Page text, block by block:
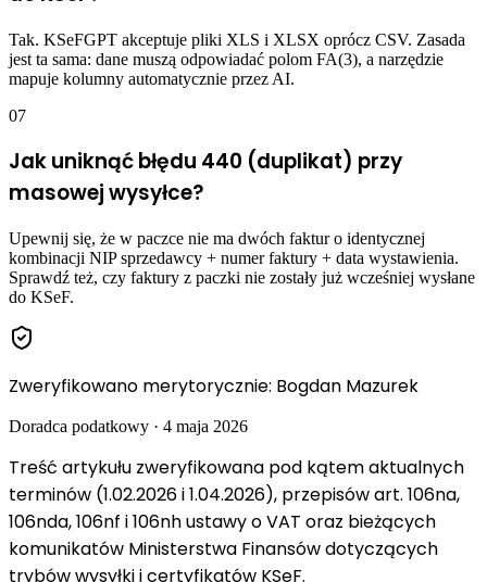
Tak. KSeFGPT akceptuje pliki XLS i XLSX oprócz CSV. Zasada
jest ta sama: dane muszą odpowiadać polom FA(3), a narzędzie
mapuje kolumny automatycznie przez AI.
07
Jak uniknąć błędu 440 (duplikat) przy
masowej wysyłce?
Upewnij się, że w paczce nie ma dwóch faktur o identycznej
kombinacji NIP sprzedawcy + numer faktury + data wystawienia.
Sprawdź też, czy faktury z paczki nie zostały już wcześniej wysłane
do KSeF.
Zweryfikowano merytorycznie: Bogdan Mazurek
Doradca podatkowy · 4 maja 2026
Treść artykułu zweryfikowana pod kątem aktualnych
terminów (1.02.2026 i 1.04.2026), przepisów art. 106na,
106nda, 106nf i 106nh ustawy o VAT oraz bieżących
komunikatów Ministerstwa Finansów dotyczących
trybów wysyłki i certyfikatów KSeF.